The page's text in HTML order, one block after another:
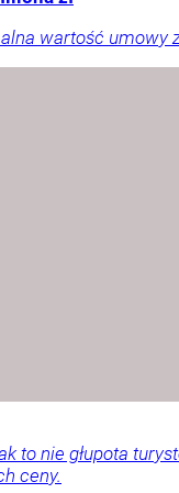
wartość umowy
to nie głupota
ceny.